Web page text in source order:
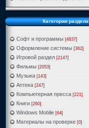
Категории раздела
Софт и программы [4837]
Оформление системы [362]
Игровой раздел [2147]
Фильмы [2053]
Музыка [143]
Аптека [247]
Компьютерная пресса [221]
Книги [260]
Windows Mobile [64]
Материалы на проверке [0]